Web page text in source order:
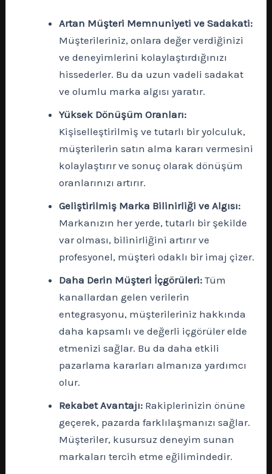
Artan Müşteri Memnuniyeti ve Sadakati:
Müşterileriniz, onlara değer verdiğinizi
ve deneyimlerini kolaylaştırdığınızı
hissederler. Bu da uzun vadeli sadakat
ve olumlu marka algısı yaratır.
Yüksek Dönüşüm Oranları:
Kişiselleştirilmiş ve tutarlı bir yolculuk,
müşterilerin satın alma kararı vermesini
kolaylaştırır ve sonuç olarak dönüşüm
oranlarınızı artırır.
Geliştirilmiş Marka Bilinirliği ve Algısı:
Markanızın her yerde, tutarlı bir şekilde
var olması, bilinirliğini artırır ve
profesyonel, müşteri odaklı bir imaj çizer.
Daha Derin Müşteri İçgörüleri: Tüm
kanallardan gelen verilerin
entegrasyonu, müşterileriniz hakkında
daha kapsamlı ve değerli içgörüler elde
etmenizi sağlar. Bu da daha etkili
pazarlama kararları almanıza yardımcı
olur.
Rekabet Avantajı: Rakiplerinizin önüne
geçerek, pazarda farklılaşmanızı sağlar.
Müşteriler, kusursuz deneyim sunan
markaları tercih etme eğilimindedir.